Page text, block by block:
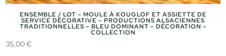
ENSEMBLE / LOT – MOULE À KOUGLOF ET ASSIETTE DE
SERVICE DÉCORATIVE – PRODUCTIONS ALSACIENNES
TRADITIONNELLES – BLEU DOMINANT – DÉCORATION –
COLLECTION
35,00€